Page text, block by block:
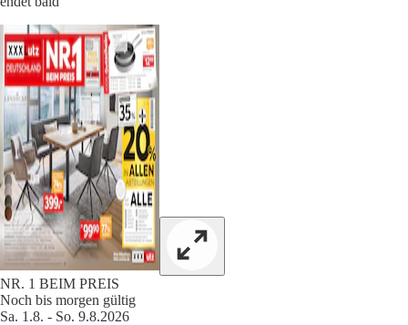
NR. 1 BEIM PREIS
Noch bis morgen gültig
Sa. 1.8. - So. 9.8.2026